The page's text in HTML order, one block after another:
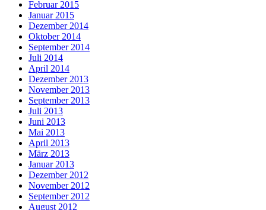
Februar 2015
Januar 2015
Dezember 2014
Oktober 2014
September 2014
Juli 2014
April 2014
Dezember 2013
November 2013
September 2013
Juli 2013
Juni 2013
Mai 2013
April 2013
März 2013
Januar 2013
Dezember 2012
November 2012
September 2012
August 2012